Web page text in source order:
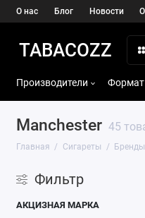
О нас Блог Новости
TABACOZZ
Производители Формат
Manchester 45
Главная Сигареты Бренды
Фильтр
АКЦИЗНАЯ МАРКА